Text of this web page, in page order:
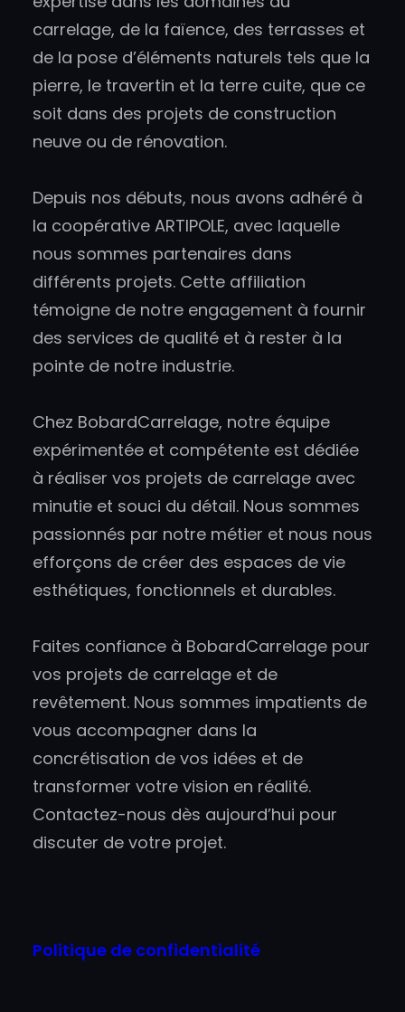
carrelage, de la faïence, des terrasses et
de la pose d’éléments naturels tels que la
pierre, le travertin et la terre cuite, que ce
soit dans des projets de construction
neuve ou de rénovation.
Depuis nos débuts, nous avons adhéré à
la coopérative ARTIPOLE, avec laquelle
nous sommes partenaires dans
différents projets. Cette affiliation
témoigne de notre engagement à fournir
des services de qualité et à rester à la
pointe de notre industrie.
Chez BobardCarrelage, notre équipe
expérimentée et compétente est dédiée
à réaliser vos projets de carrelage avec
minutie et souci du détail. Nous sommes
passionnés par notre métier et nous nous
efforçons de créer des espaces de vie
esthétiques, fonctionnels et durables.
Faites confiance à BobardCarrelage pour
vos projets de carrelage et de
revêtement. Nous sommes impatients de
vous accompagner dans la
concrétisation de vos idées et de
transformer votre vision en réalité.
Contactez-nous dès aujourd’hui pour
discuter de votre projet.
Politique de confidentialité